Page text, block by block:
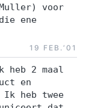
voor
ene
19 FEB.‘01
2 maal
en
heb twee